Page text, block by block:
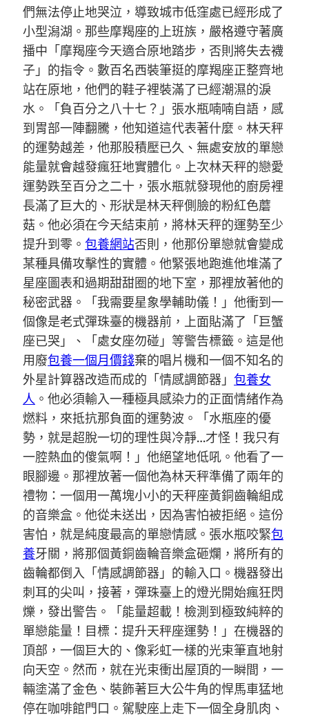
們無法停止地哭泣，導致城市低窪處已經形成了
小型潟湖。那些摩羯座的上班族，嚴格遵守著廣
播中「摩羯座今天適合原地踏步，否則將失去襪
子」的指令。數百名西裝筆挺的摩羯座正整齊地
站在原地，他們的鞋子裡裝滿了已經潮濕的淚
水。「負百分之八十七？」張水瓶喃喃自語，感
到胃部一陣翻騰，他知道這代表著什麼。林天秤
的運勢越差，他那股積壓已久、無處安放的單戀
能量就會越發瘋狂地實體化。上次林天秤的戀愛
運勢跌至百分之二十，張水瓶就發現他的廚房裡
長滿了巨大的、形狀是林天秤側臉的粉紅色蘑
菇。他必須在今天結束前，將林天秤的運勢至少
提升到零。 包養網站否則，他那份單戀就會變成
某種具備攻擊性的實體。他緊張地跑進他堆滿了
星座圖表和過期甜甜圈的地下室，那裡放著他的
秘密武器。「我需要星象學輔助儀！」他衝到一
個像是老式彈珠臺的機器前，上面貼滿了「巨蟹
座已哭」、「處女座勿碰」等警告標籤。這是他
用廢包養一個月價錢棄的唱片機和一個不知名的
外星計算器改造而成的「情感調節器」 包養女
人 。他必須輸入一種極具感染力的正面情緒作為
燃料，來抵抗那負面的運勢波。「水瓶座的優
勢，就是超脫一切的理性與冷靜…才怪！我只有
一腔熱血的傻氣啊！」他絕望地低吼。他看了一
眼腳邊。那裡放著一個他為林天秤準備了兩年的
禮物：一個用一萬塊小小的天秤座黃銅齒輪組成
的音樂盒。他從未送出，因為害怕被拒絕。這份
害怕，就是純度最高的單戀情感。張水瓶咬緊包
養牙關，將那個黃銅齒輪音樂盒砸爛，將所有的
齒輪都倒入「情感調節器」的輸入口。機器發出
刺耳的尖叫，接著，彈珠臺上的燈光開始瘋狂閃
爍，發出警告。「能量超載！檢測到極致純粹的
單戀能量！目標：提升天秤座運勢！」在機器的
頂部，一個巨大的、像彩虹一樣的光束筆直地射
向天空。然而，就在光束衝出屋頂的一瞬間，一
輛塗滿了金色、裝飾著巨大公牛角的悍馬車猛地
停在咖啡館門口。駕駛座上走下一個全身肌肉、